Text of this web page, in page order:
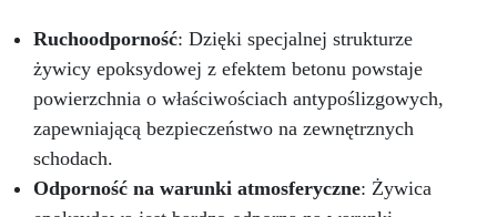
Żywicą ICRYSTAL! Kup Teraz i Zanurz Się w
Świat Kreatywności!
Ruchoodporność: Dzięki specjalnej strukturze
żywicy epoksydowej z efektem betonu powstaje
powierzchnia o właściwościach antypoślizgowych,
zapewniającą bezpieczeństwo na zewnętrznych
schodach.
Odporność na warunki atmosferyczne: Żywica